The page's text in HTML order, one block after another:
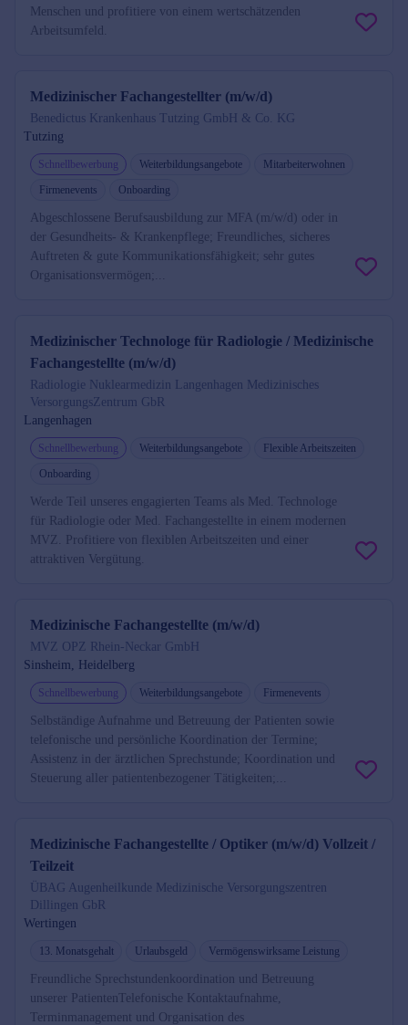
Menschen und profitiere von einem wertschätzenden
Arbeitsumfeld.
Medizinischer Fachangestellter (m/w/d)
Benedictus Krankenhaus Tutzing GmbH & Co. KG
Tutzing
Schnellbewerbung Weiterbildungsangebote
Mitarbeiterwohnen
Firmenevents
Onboarding
Abgeschlossene Berufsausbildung zur MFA (m/w/d) oder in
der Gesundheits- & Krankenpflege; Freundliches, sicheres
Auftreten & gute Kommunikationsfähigkeit; sehr gutes
Organisationsvermögen;...
Medizinischer Technologe für Radiologie / Medizinische
Fachangestellte (m/w/d)
Radiologie Nuklearmedizin Langenhagen Medizinisches
VersorgungsZentrum GbR
Langenhagen
Schnellbewerbung Weiterbildungsangebote
Flexible Arbeitszeiten
Onboarding
Werde Teil unseres engagierten Teams als Med. Technologe
für Radiologie oder Med. Fachangestellte in einem modernen
MVZ. Profitiere von flexiblen Arbeitszeiten und einer
attraktiven Vergütung.
Medizinische Fachangestellte (m/w/d)
MVZ OPZ Rhein-Neckar GmbH
Sinsheim, Heidelberg
Schnellbewerbung Weiterbildungsangebote Firmenevents
Selbständige Aufnahme und Betreuung der Patienten sowie
telefonische und persönliche Koordination der Termine;
Assistenz in der ärztlichen Sprechstunde; Koordination und
Steuerung aller patientenbezogener Tätigkeiten;...
Medizinische Fachangestellte / Optiker (m/w/d) Vollzeit /
Teilzeit
ÜBAG Augenheilkunde Medizinische Versorgungszentren
Dillingen GbR
Wertingen
13. Monatsgehalt Urlaubsgeld Vermögenswirksame Leistung
Freundliche Sprechstundenkoordination und Betreuung
unserer PatientenTelefonische Kontaktaufnahme,
Terminmanagement und Organisation des